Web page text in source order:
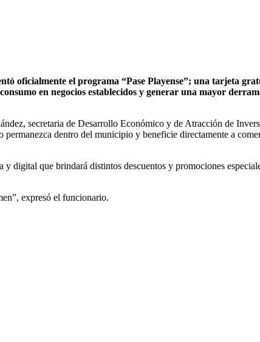
oficialmente el programa “Pase Playense”; una tarjeta
en negocios establecidos y generar una mayor
secretaria de Desarrollo Económico y de Atracción de
dentro del municipio y beneficie directamente a
y digital que brindará distintos descuentos y promociones
expresó el funcionario.